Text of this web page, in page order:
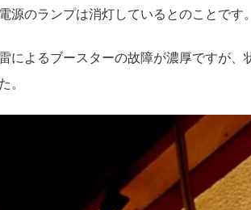
源のランプは消灯しているとのことです。
によるブースターの故障が濃厚ですが、
。